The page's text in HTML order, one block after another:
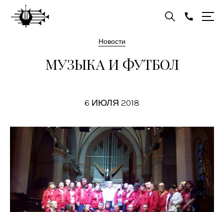
Новости
МУЗЫКА И ФУТБОЛ
6 ИЮЛЯ 2018